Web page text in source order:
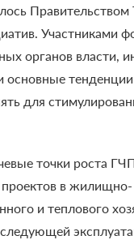
Правительством
Участниками
органов власти,
тенденции
для
точки роста
проектов в жилищно-
и теплового